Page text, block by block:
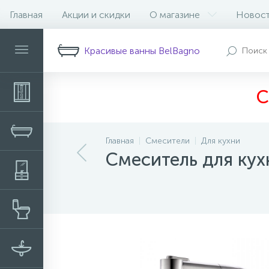
Главная Акции и скидки О магазине
Красивые ванны BelBagno
Главная Смесители Для кухни
Смеситель для
Описание Характеристики